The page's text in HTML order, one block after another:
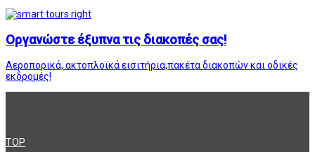
Οργανώστε έξυπνα τις διακοπές σας!
Αεροπορικά, ακτοπλοϊκά εισιτήρια,πακέτα διακοπών και οδικές
εκδρομές!
TOP